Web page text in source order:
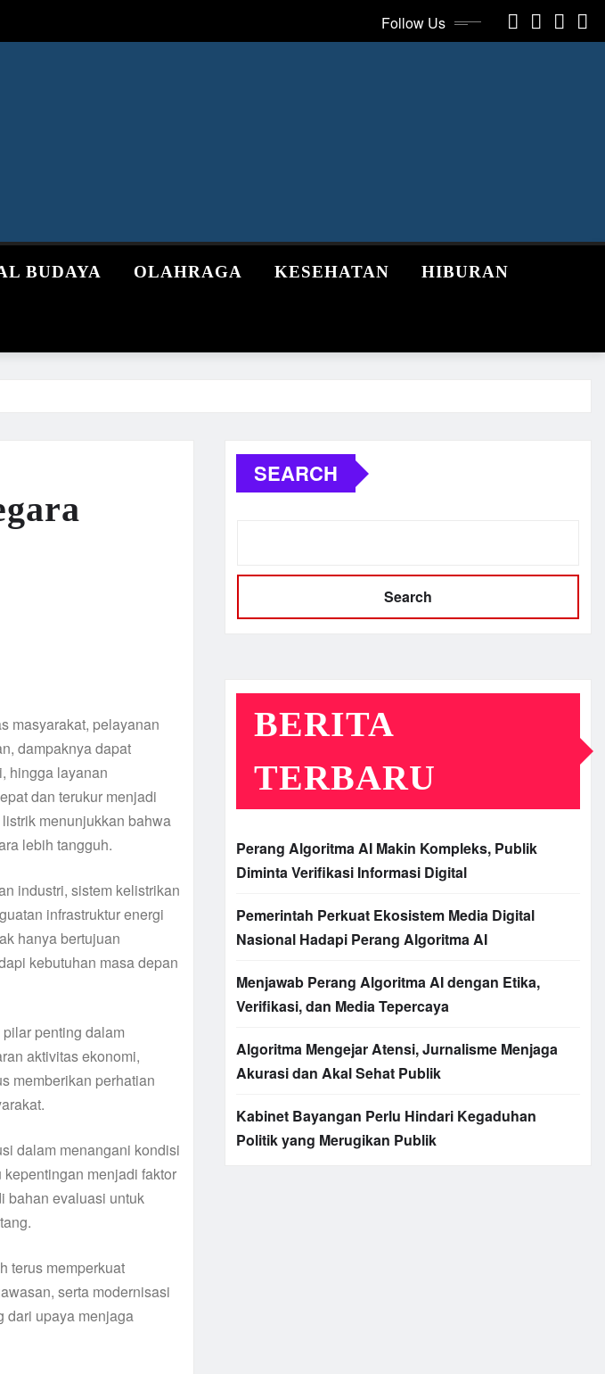
Follow Us
BUDAYA OLAHRAGA KESEHATAN HIBURAN
masyarakat, pelayanan
dampaknya dapat
hingga layanan
dan terukur menjadi
menunjukkan bahwa
lebih tangguh.
industri, sistem kelistrikan
infrastruktur energi
hanya bertujuan
kebutuhan masa depan
penting dalam
aktivitas ekonomi,
memberikan perhatian
dalam menangani kondisi
menjadi faktor
bahan evaluasi untuk
terus memperkuat
serta modernisasi
dari upaya menjaga
SEARCH
Search
BERITA
TERBARU
Perang Algoritma AI Makin Kompleks, Publik
Diminta Verifikasi Informasi Digital
Pemerintah Perkuat Ekosistem Media Digital
Nasional Hadapi Perang Algoritma AI
Menjawab Perang Algoritma AI dengan Etika,
Verifikasi, dan Media Tepercaya
Algoritma Mengejar Atensi, Jurnalisme Menjaga
Akurasi dan Akal Sehat Publik
Kabinet Bayangan Perlu Hindari Kegaduhan
Politik yang Merugikan Publik